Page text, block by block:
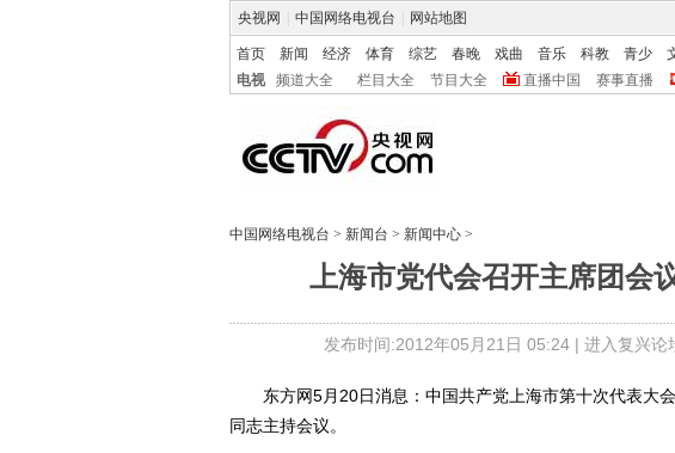
央视网 中国网络电视台 网站地图
首页 新闻 经济 体育 综艺 春晚 戏曲 音乐 科教 青少
电视
频道大全 栏目大全 节目大全 直播中国 赛事直播
中国网络电视台 > 新闻台 > 新闻中心 >
上海市党代会召开主席团
发布时间:2012年05月21日 05:24 | 进入复兴论
东方网5月20日消息：中国共产党上海市第十次代表大
同志主持会议。